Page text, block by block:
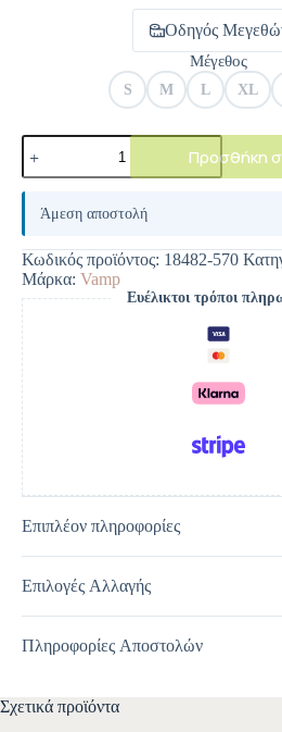
Οδηγός
Μέγεθος
S M L XL
Προσθήκη
A
e
r
n
a
t
i
v
e
:
Άμεση αποστολή
Κωδικός προϊόντος: 18482-570
Μάρκα: Vamp
Ευέλικτοι τρόποι
Επιπλέον πληροφορίες
Επιλογές Αλλαγής
Πληροφορίες Αποστολών
Σχετικά προϊόντα